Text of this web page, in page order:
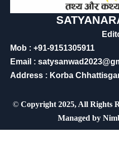
Mob : +91-9151305911
Email :
Address : Korba
© Copyright 2025, All Rights
Managed by